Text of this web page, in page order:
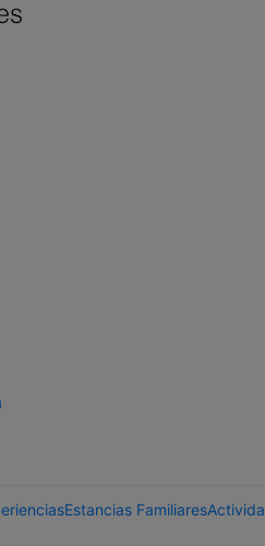
Estancias Familiares